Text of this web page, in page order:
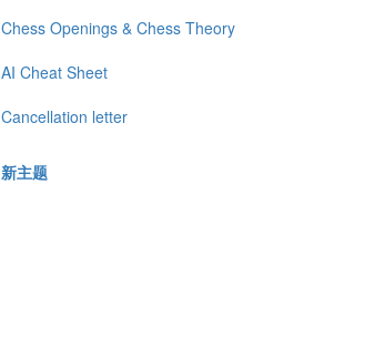
Chess Openings & Chess Theory
AI Cheat Sheet
Cancellation letter
新主题